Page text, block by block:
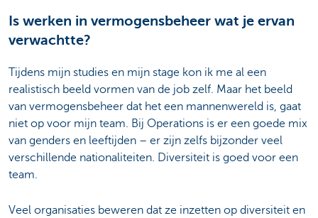
Is werken in vermogensbeheer wat je ervan
verwachtte?
Tijdens mijn studies en mijn stage kon ik me al een
realistisch beeld vormen van de job zelf. Maar het beeld
van vermogensbeheer dat het een mannenwereld is, gaat
niet op voor mijn team. Bij Operations is er een goede mix
van genders en leeftijden – er zijn zelfs bijzonder veel
verschillende nationaliteiten. Diversiteit is goed voor een
team.
Veel organisaties beweren dat ze inzetten op diversiteit en